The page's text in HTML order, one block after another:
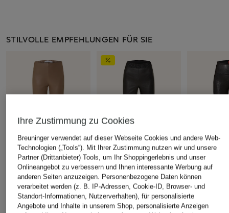
STILVOLLE EMPFEHLUNGEN FÜR SIE
RAFFAELLO ROSSI
Leggings RESA in
Lederoptik
CAMBIO
Leggings RANDA in
Lederoptik
SPANX
Shape-
Ihre Zustimmung zu Cookies
Breuninger verwendet auf dieser Webseite Cookies und andere Web-
Technologien („Tools“). Mit Ihrer Zustimmung nutzen wir und unsere
Partner (Drittanbieter) Tools, um Ihr Shoppingerlebnis und unser
Onlineangebot zu verbessern und Ihnen interessante Werbung auf
anderen Seiten anzuzeigen. Personenbezogene Daten können
verarbeitet werden (z. B. IP-Adressen, Cookie-ID, Browser- und
Standort-Informationen, Nutzerverhalten), für personalisierte
Angebote und Inhalte in unserem Shop, personalisierte Anzeigen